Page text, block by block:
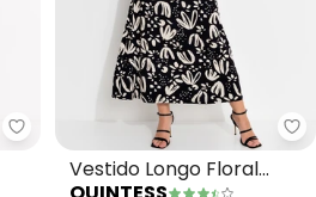
Quintess - Vestido (Preto) em
Vestido Longo Floral